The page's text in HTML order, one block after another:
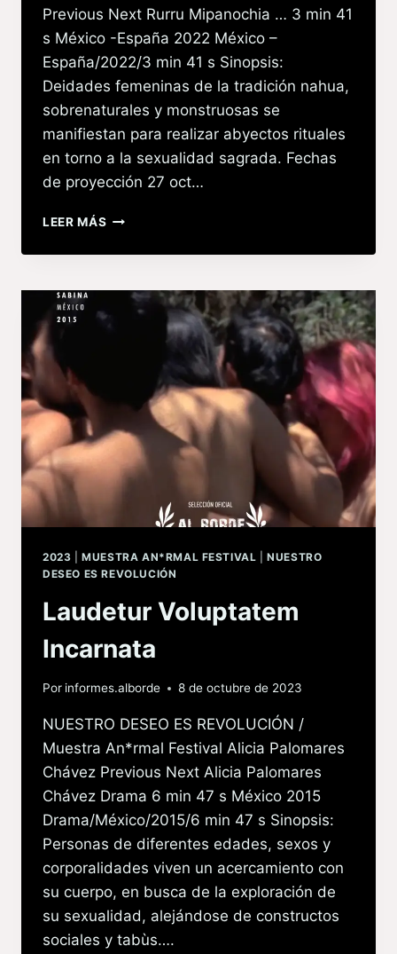
Previous Next Rurru Mipanochia … 3 min 41
s México -España 2022 México –
España/2022/3 min 41 s Sinopsis:
Deidades femeninas de la tradición nahua,
sobrenaturales y monstruosas se
manifiestan para realizar abyectos rituales
en torno a la sexualidad sagrada. Fechas
de proyección 27 oct…
LEER MÁS
2023 |MUESTRA AN*RMAL FESTIVAL |NUESTRO
DESEO ES REVOLUCIÓN
Laudetur Voluptatem
Incarnata
Por informes.alborde 8 de octubre de 2023
NUESTRO DESEO ES REVOLUCIÓN /
Muestra An*rmal Festival Alicia Palomares
Chávez Previous Next Alicia Palomares
Chávez Drama 6 min 47 s México 2015
Drama/México/2015/6 min 47 s Sinopsis:
Personas de diferentes edades, sexos y
corporalidades viven un acercamiento con
su cuerpo, en busca de la exploración de
su sexualidad, alejándose de constructos
sociales y tabùs….